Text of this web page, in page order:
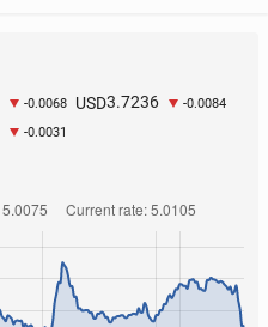
-0.0068 USD3.7236 -0.0084
-0.0031